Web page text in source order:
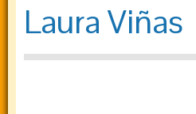
Laura Viñas